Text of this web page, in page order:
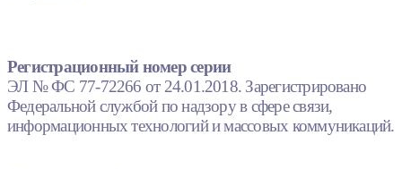
Регистрационный номер серии
ЭЛ № ФС 77-72266 от 24.01.2018. Зарегистрировано
Федеральной службой по надзору в сфере связи,
информационных технологий и массовых коммуникаций.